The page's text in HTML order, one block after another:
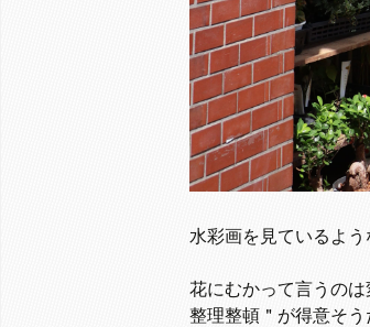
水彩画を見ているよう
花にむかって言うの
整理整頓＂が得意そう